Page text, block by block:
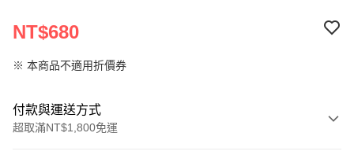
NT$680
※ 本商品不適用折價券
付款與運送方式
超取滿NT$1,800免運